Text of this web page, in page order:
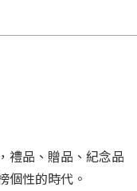
禮品、贈品、紀念品
個性的時代。